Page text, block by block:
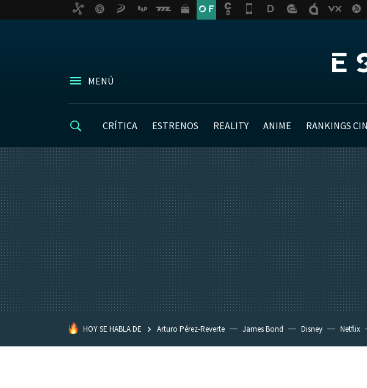
MENÚ
CRÍTICA ESTRENOS REALITY ANIME RANKINGS
HOY SE HABLA DE Arturo Pérez-Reverte James Bond Disney Netflix